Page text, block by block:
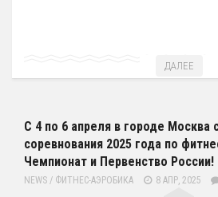
Фитнес-аэробика
Футбол
Художественная гимнастика
ДАЛЕЕ
С 4 по 6 апреля в городе Москва
соревнования 2025 года по
Чемпионат и Первенство России!
NEWS / ФИТНЕС-АЭРОБИКА 8 АПР, 2025